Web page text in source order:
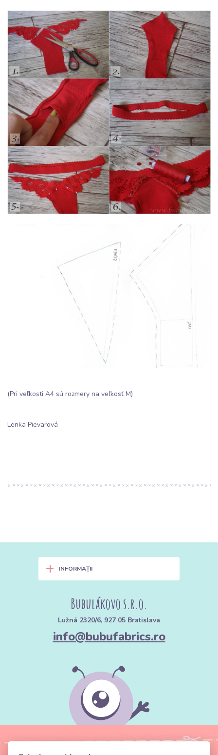
(Pri veľkosti A4 sú rozmery na veľkosť M)
Lenka Pievarová
+ INFORMAȚII
Bubulákovo s.r.o.
Lužná 2320/6, 927 05 Bratislava
info@bubufabrics.ro